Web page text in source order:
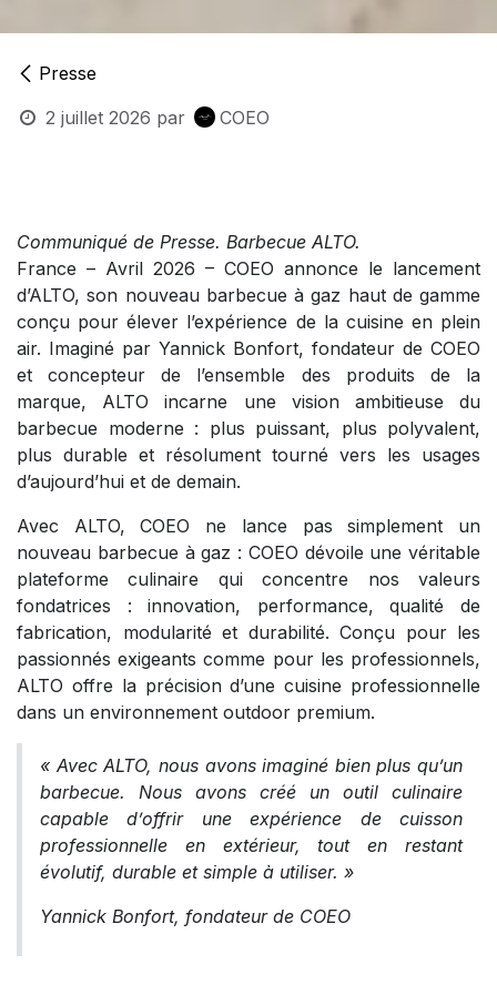
Presse
2 juillet 2026 par COEO
Communiqué de Presse. Barbecue ALTO.
France – Avril 2026 – COEO annonce le lancement
d’ALTO, son nouveau barbecue à gaz haut de gamme
conçu pour élever l’expérience de la cuisine en plein
air. Imaginé par Yannick Bonfort, fondateur de COEO
et concepteur de l’ensemble des produits de la
marque, ALTO incarne une vision ambitieuse du
barbecue moderne : plus puissant, plus polyvalent,
plus durable et résolument tourné vers les usages
d’aujourd’hui et de demain.
Avec ALTO, COEO ne lance pas simplement un
nouveau barbecue à gaz : COEO dévoile une véritable
plateforme culinaire qui concentre nos valeurs
fondatrices : innovation, performance, qualité de
fabrication, modularité et durabilité. Conçu pour les
passionnés exigeants comme pour les professionnels,
ALTO offre la précision d’une cuisine professionnelle
dans un environnement outdoor premium.
« Avec ALTO, nous avons imaginé bien plus qu’un
barbecue. Nous avons créé un outil culinaire
capable d’offrir une expérience de cuisson
professionnelle en extérieur, tout en restant
évolutif, durable et simple à utiliser. »
Yannick Bonfort, fondateur de COEO